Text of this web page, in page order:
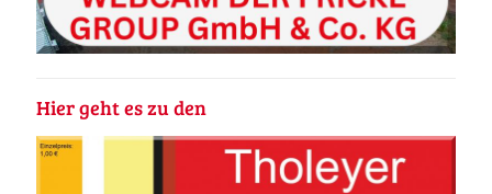
Hier geht es zu den